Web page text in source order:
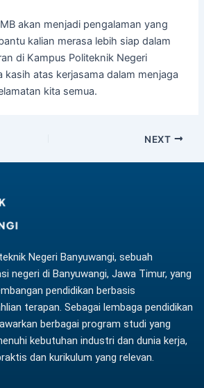
akan menjadi pengalaman yang
kalian merasa lebih siap dalam
di Kampus Politeknik Negeri
kasih atas kerjasama dalam menjaga
kita semua.
NEXT
Negeri Banyuwangi, sebuah
negeri di Banyuwangi, Jawa Timur, yang
pendidikan berbasis
terapan. Sebagai lembaga pendidikan
berbagai program studi yang
kebutuhan industri dan dunia kerja,
dan kurikulum yang relevan.